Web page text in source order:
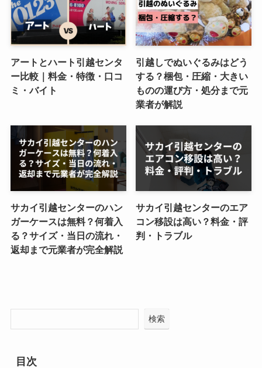
アートとハート引越センタ
ー比較｜料金・特徴・口コ
ミ・バイト
引越しでぬいぐるみはどう
する？梱包・圧縮・大きい
ものの運び方・処分まで元
業者が解説
サカイ引越センターのハン
ガーケースは無料？何着入
る？サイズ・当日の流れ・
返却まで元業者が完全解説
サカイ引越センターのエア
コン移設は高い？料金・評
判・トラブル
検索
目次